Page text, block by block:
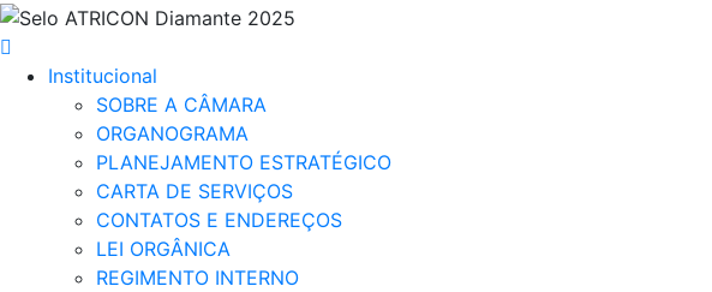
Institucional
SOBRE A CÂMARA
ORGANOGRAMA
PLANEJAMENTO ESTRATÉGICO
CARTA DE SERVIÇOS
CONTATOS E ENDEREÇOS
LEI ORGÂNICA
REGIMENTO INTERNO